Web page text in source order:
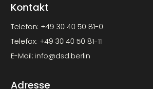
Kontakt
Telefon: +49 30 40 50 81-0
Telefax: +49 30 40 50 81-11
E-Mail:info@dsd.berlin
Adresse